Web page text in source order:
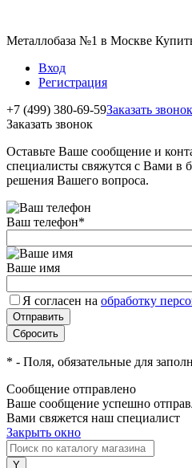
Металлобаза №1 в Москве
Вход
Регистрация
+7 (499) 380-69-59Заказать звонок
Заказать звонок
Оставьте Ваше сообщение и
специалисты свяжутся с Вами в
решения Вашего вопроса.
Ваш телефон*
Ваше имя
Я согласен на обработку
* - Поля, обязательные для
Сообщение отправлено
Ваше сообщение успешно
Вами свяжется наш специалист
Закрыть окно